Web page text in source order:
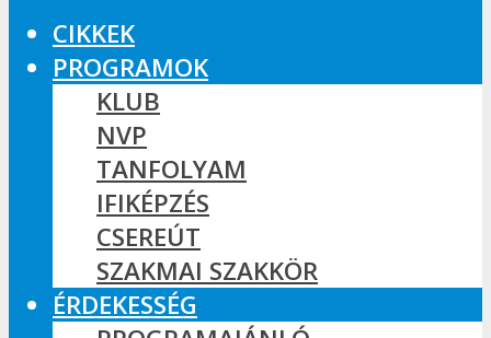
CIKKEK
PROGRAMOK
KLUB
NVP
TANFOLYAM
IFIKÉPZÉS
CSEREÚT
SZAKMAI SZAKKÖR
ÉRDEKESSÉG